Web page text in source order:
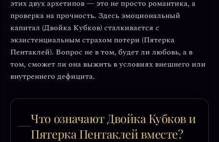
этих двух архетипов — это не просто романтика, а
проверка на прочность. Здесь эмоциональный
капитал (Двойка Кубков) сталкивается с
экзистенциальным страхом потери (Пятерка
Пентаклей). Вопрос не в том, будет ли любовь, а в
том, сможет ли она выжить в условиях внешнего или
внутреннего дефицита.
Что означают Двойка Кубков и
Пятерка Пентаклей вместе?